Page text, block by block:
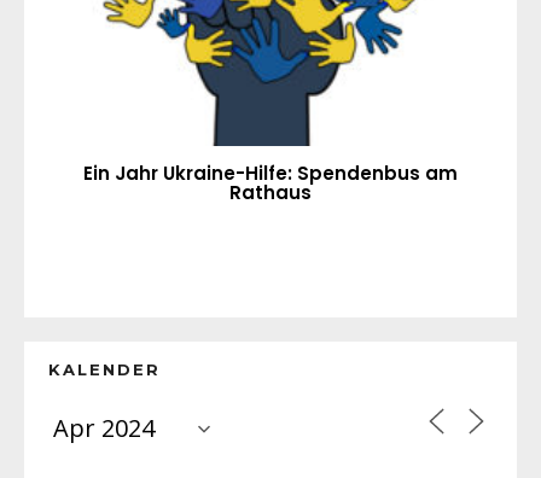
Ein Jahr Ukraine-Hilfe: Spendenbus am
Rathaus
KALENDER